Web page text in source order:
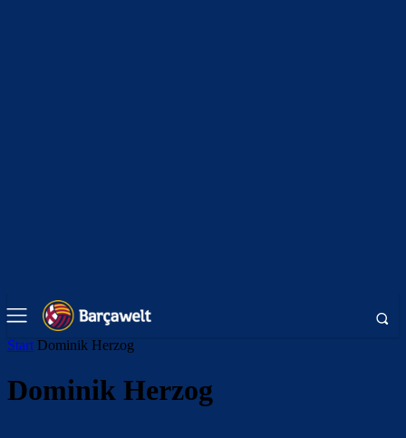
Start Dominik Herzog
Dominik Herzog